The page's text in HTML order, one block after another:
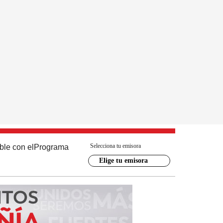
con el Programa Selecciona tu emisora
Elige tu emisora